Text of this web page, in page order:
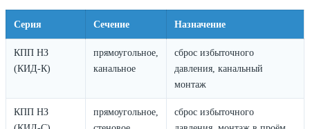
Серия Сечение Назначение
КПП НЗ
(КИД-К)
прямоугольное,
канальное
сброс избыточного
давления, канальный
монтаж
КПП НЗ
прямоугольное,
сброс избыточного